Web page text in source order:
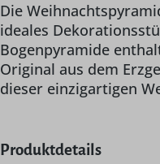
Die
ideales
Bogenpyramide
Original aus dem
dieser einzigartigen
Produktdetails